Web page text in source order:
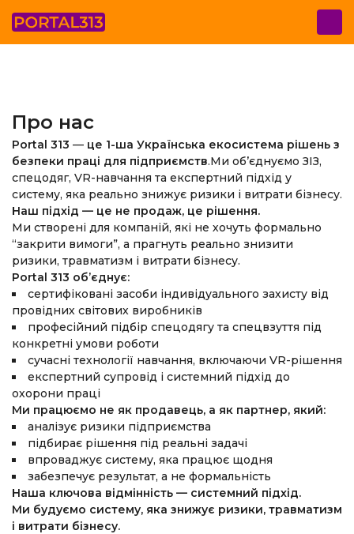
Про нас
Portal 313 — це 1-ша Українська екосистема рішень з
безпеки праці для підприємств.Ми об’єднуємо ЗІЗ,
спецодяг, VR-навчання та експертний підхід у
систему, яка реально знижує ризики і витрати бізнесу.
Наш підхід — це не продаж, це рішення.
Ми створені для компаній, які не хочуть формально
“закрити вимоги”, а прагнуть реально знизити
ризики, травматизм і витрати бізнесу.
Portal 313 об’єднує:
сертифіковані засоби індивідуального захисту від
провідних світових виробників
професійний підбір спецодягу та спецвзуття під
конкретні умови роботи
сучасні технології навчання, включаючи VR-рішення
експертний супровід і системний підхід до
охорони праці
Ми працюємо не як продавець, а як партнер, який:
аналізує ризики підприємства
підбирає рішення під реальні задачі
впроваджує систему, яка працює щодня
забезпечує результат, а не формальність
Наша ключова відмінність — системний підхід.
Ми будуємо систему, яка знижує ризики, травматизм
і витрати бізнесу.